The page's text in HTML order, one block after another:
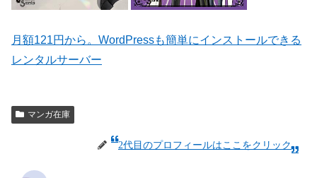
月額121円から。WordPressも簡単にインストールできる
レンタルサーバー
マンガ在庫
2代目のプロフィールはここをクリック